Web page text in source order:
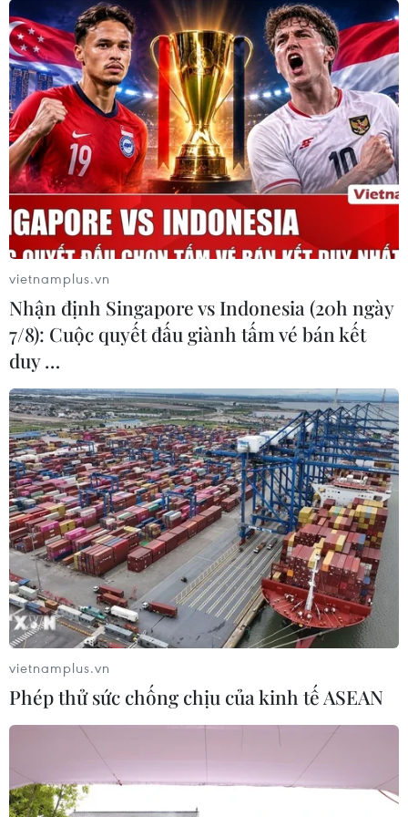
viên, lãnh đạo nhà trường cần tạo điều kiện
thuận lợi để giáo viên làm được điều đó,” ông
Nguyễn Văn Hiếu, Phó Giám đốc Sở Giáo dục và
Đào tạo Thành phố Hồ Chí Minh nhấn mạnh./.
(TTXVN/Vietnam+)
#sách giáo khoa mới #dịch COVID-19
#học sinh lớp 1
#học sinh
#giáo viên
#Thành phố Hồ Chí Minh
Tp. Hồ Chí Minh
Theo dõi VietnamPlus
TIN LIÊN QUAN
vietnamplus.vn
Nhận định Singapore vs Indonesia (20h ngày
7/8): Cuộc quyết đấu giành tấm vé bán kết
duy …
vietnamplus.vn
Phép thử sức chống chịu của kinh tế ASEAN